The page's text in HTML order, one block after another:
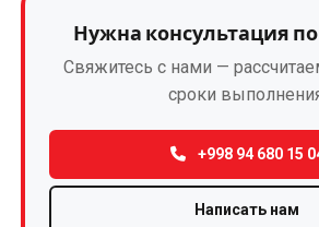
Текущий
ремонт
электродвигателей
Техническое
Нужна консультация
Свяжитесь с нами —
сроки
+998 94 680 15
Написать нам